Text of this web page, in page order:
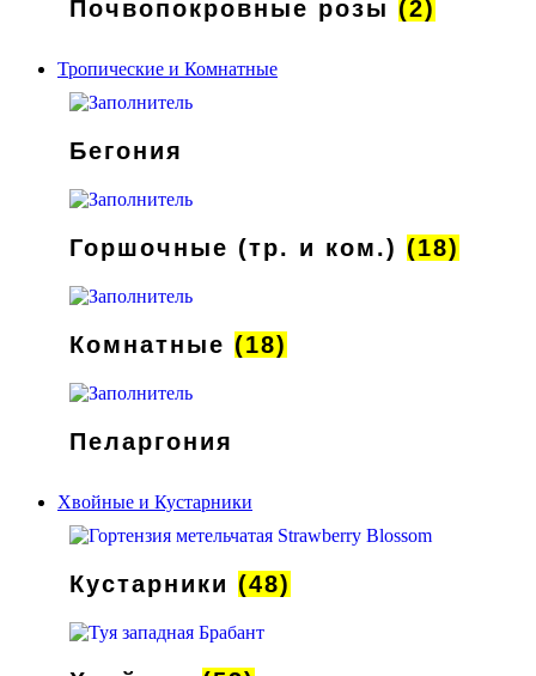
Почвопокровные розы (2)
Тропические и Комнатные
Бегония
Горшочные (тр. и ком.) (18)
Комнатные (18)
Пеларгония
Хвойные и Кустарники
Кустарники (48)